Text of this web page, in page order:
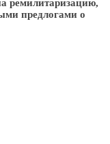
ремилитаризацию,
предлогами о